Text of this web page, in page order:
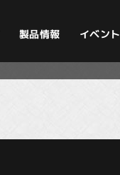
製品情報 イベント